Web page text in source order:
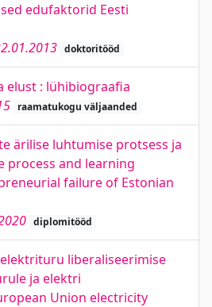
edufaktorid Eesti
doktoritööd
elust : lühibiograafia
raamatukogu väljaanded
ärilise luhtumise protsess ja
process and learning
failure of Estonian
diplomitööd
liberaliseerimise
ja elektri
Union electricity